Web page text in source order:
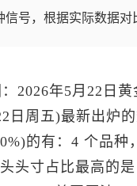
信号，根据实际数据
2026年5月22日黄
日周五)最新出炉
的有：4 个品
头寸占比最高的